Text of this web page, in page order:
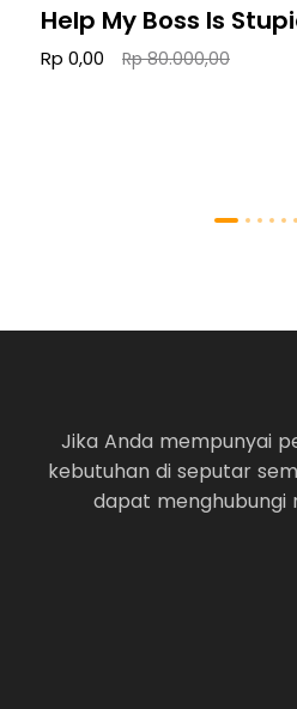
Help My Boss Is
Rp 0,00 Rp 80.000,00
Jika Anda mempunyai
kebutuhan di seputar
dapat menghubungi